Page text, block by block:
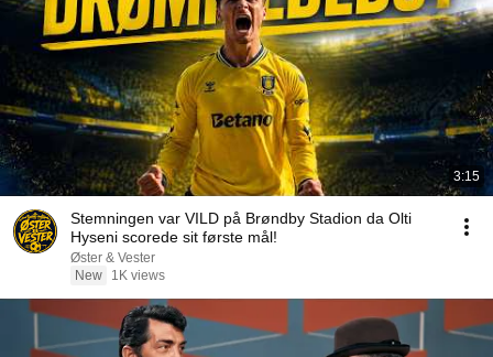
3:15
Stemningen var VILD på Brøndby Stadion da Olti
Hyseni scorede sit første mål!
Øster & Vester
New
1K views